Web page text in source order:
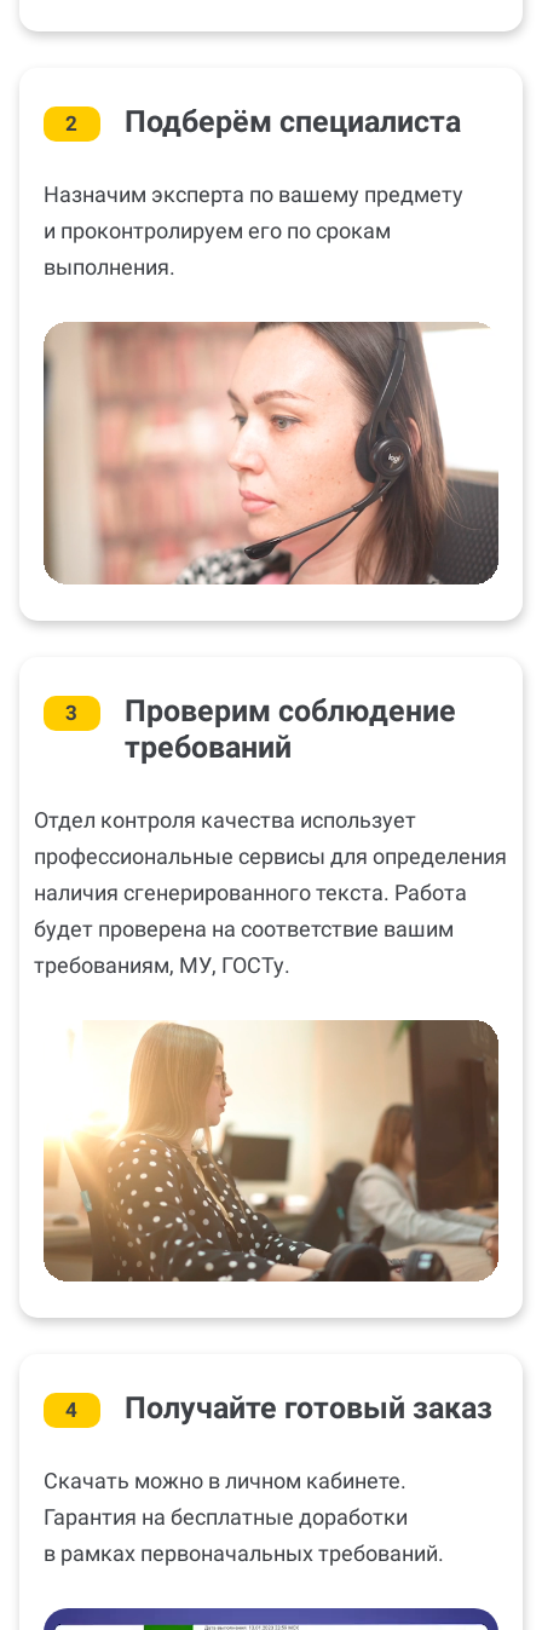
2 Подберём специалиста
Назначим эксперта по вашему предмету
и проконтролируем его по срокам
выполнения.
3
Проверим соблюдение
требований
Отдел контроля качества использует
профессиональные сервисы для определения
наличия сгенерированного текста. Работа
будет проверена на соответствие вашим
требованиям, МУ, ГОСТу.
4 Получайте готовый заказ
Скачать можно в личном кабинете.
Гарантия на бесплатные доработки
в рамках первоначальных требований.